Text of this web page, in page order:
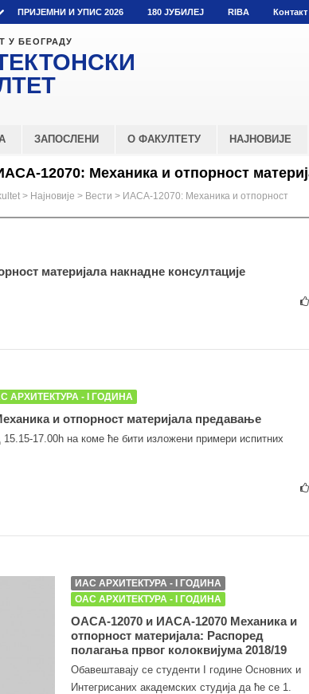
ПРИЈЕМНИ И УПИС 2026 180 ЈУБИЛЕЈ RIBA Контакт
У БЕОГРАДУ
ЗАПОСЛЕНИ О ФАКУЛТЕТУ НАЈНОВИЈЕ
12070: Механика и отпорност
> Најновије > Вести > ИАСА-12070: Механика и отпорност
материјала накнадне консултације
АРХИТЕКТУРА - I ГОДИНА
и отпорност материјала предавање
17.00h на коме ће бити изложени примери испитних
ИАС АРХИТЕКТУРА - I ГОДИНА
ОАС АРХИТЕКТУРА - I ГОДИНА
ОАСА-12070 и ИАСА-12070 Механика и
отпорност материјала: Распоред
полагања првог колоквијума 2018/19
Обавештавају се студенти I године Основних и
Интегрисаних академских студија да ће се 1.